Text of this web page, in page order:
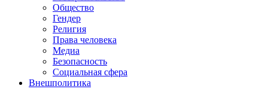
Общество
Гендер
Религия
Права человека
Медиа
Безопасность
Социальная сфера
Внешполитика